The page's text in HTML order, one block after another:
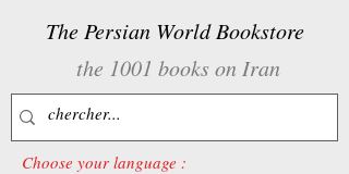
The Persian World Bookstore
the 1001 books on Iran
Choose your language :